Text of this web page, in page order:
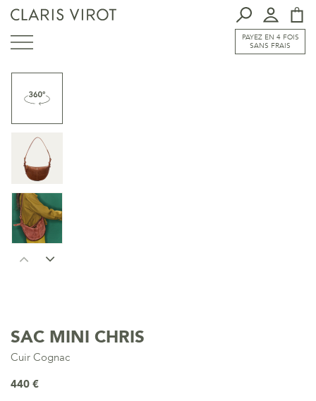
PAYEZ EN 4 FOIS
SANS FRAIS
SAC MINI CHRIS
Cuir Cognac
440 €